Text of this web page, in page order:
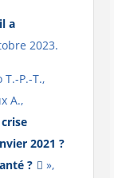
a
2023.
P.-T.,
A.,
2021 ?
?
»,